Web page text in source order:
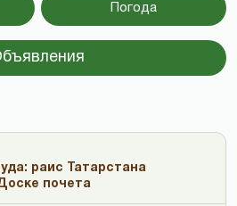
Погода
раис Татарстана
почета